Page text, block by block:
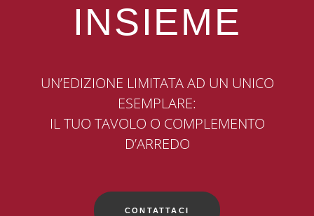
INSIEME
UN’EDIZIONE LIMITATA AD UN UNICO
ESEMPLARE:
IL TUO TAVOLO O COMPLEMENTO
D’ARREDO
CONTATTACI